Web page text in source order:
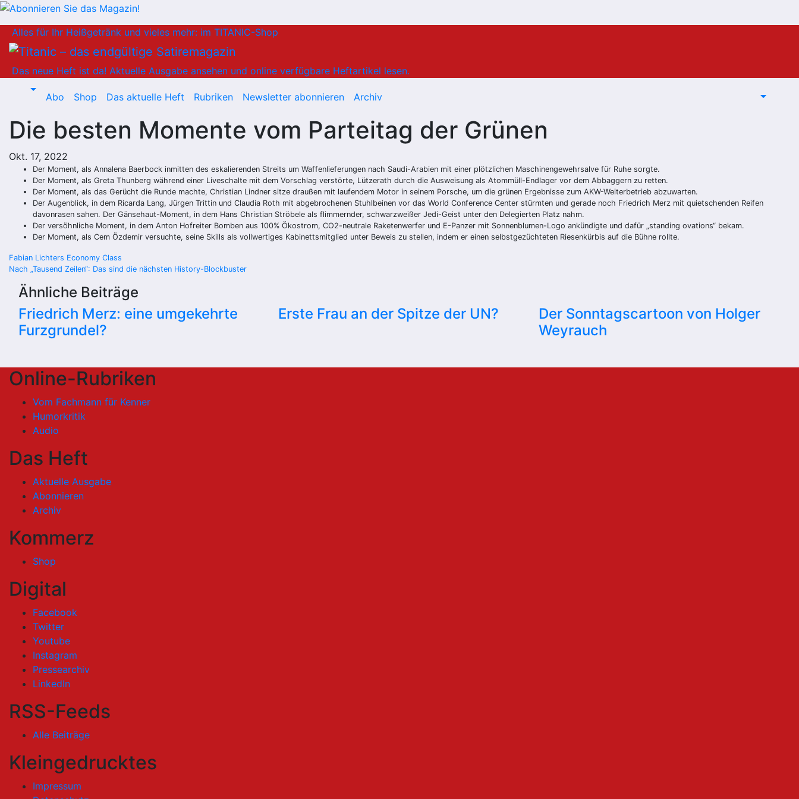
Inhalt
springen
Alles für Ihr Heißgetränk und vieles mehr: im TITANIC-Shop
Das neue Heft ist da! Aktuelle Ausgabe ansehen und online verfügbare Heftartikel lesen.
Abo Shop Das aktuelle Heft Rubriken Newsletter abonnieren Archiv
Die besten Momente vom Parteitag der Grünen
Okt. 17, 2022
Der Moment, als Annalena Baerbock inmitten des eskalierenden Streits um Waffenlieferungen nach Saudi-Arabien mit einer plötzlichen Maschinengewehrsalve für Ruhe sorgte.
Der Moment, als Greta Thunberg während einer Liveschalte mit dem Vorschlag verstörte, Lützerath durch die Ausweisung als Atommüll-Endlager vor dem Abbaggern zu retten.
Der Moment, als das Gerücht die Runde machte, Christian Lindner sitze draußen mit laufendem Motor in seinem Porsche, um die grünen Ergebnisse zum AKW-Weiterbetrieb abzuwarten.
Der Augenblick, in dem Ricarda Lang, Jürgen Trittin und Claudia Roth mit abgebrochenen Stuhlbeinen vor das World Conference Center stürmten und gerade noch Friedrich Merz mit quietschenden Reifen
davonrasen sahen. Der Gänsehaut-Moment, in dem Hans Christian Ströbele als flimmernder, schwarzweißer Jedi-Geist unter den Delegierten Platz nahm.
Der versöhnliche Moment, in dem Anton Hofreiter Bomben aus 100% Ökostrom, CO2-neutrale Raketenwerfer und E-Panzer mit Sonnenblumen-Logo ankündigte und dafür „standing ovations“ bekam.
Der Moment, als Cem Özdemir versuchte, seine Skills als vollwertiges Kabinettsmitglied unter Beweis zu stellen, indem er einen selbstgezüchteten Riesenkürbis auf die Bühne rollte.
Beitragsnavigation
Fabian Lichters Economy Class
Nach „Tausend Zeilen“: Das sind die nächsten History-Blockbuster
Ähnliche Beiträge
Friedrich Merz: eine umgekehrte
Furzgrundel?
Erste Frau an der Spitze der UN?
Der Sonntagscartoon von Holger
Weyrauch
Online-Rubriken
Vom Fachmann für Kenner
Humorkritik
Audio
Das Heft
Aktuelle Ausgabe
Abonnieren
Archiv
Kommerz
Shop
Digital
Facebook
Twitter
Youtube
Instagram
Pressearchiv
LinkedIn
RSS-Feeds
Alle Beiträge
Kleingedrucktes
Impressum